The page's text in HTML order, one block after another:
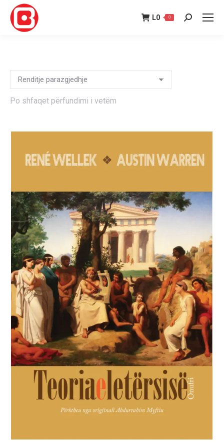
L0 0 Search:
Po shfaqet përfundimi i vetëm